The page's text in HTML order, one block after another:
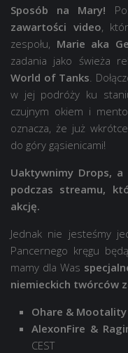
Sposób na Mary!
zawartości video,
zespołu, Marie aka
zadania jako świeża
World of Tanks .
w jej podróży ku
czujnym okiem i
oznacza, że już
do góry gąsienicami!
Uaktywnimy Drops,
podczas streamu,
akcję.
Jednak nie jesteśmy
Pancernego kręgu
mamy dla Was
niemieckich twórców
Ohare & Mootality
AlexonFire &
CEST